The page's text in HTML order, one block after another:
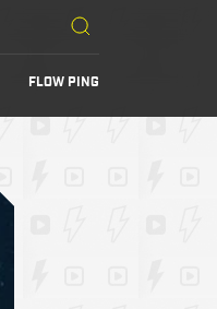
FLOW PING